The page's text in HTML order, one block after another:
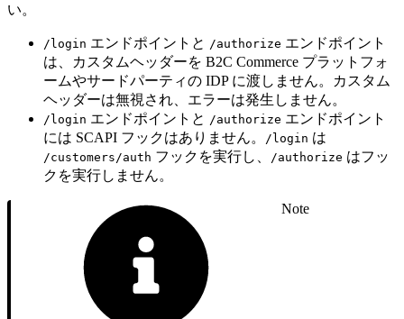
い。
/login エンドポイントと /authorize エンドポイント
は、カスタムヘッダーを B2C Commerce プラットフォ
ームやサードパーティの IDP に渡しません。カスタム
ヘッダーは無視され、エラーは発生しません。
/login エンドポイントと /authorize エンドポイント
には SCAPI フックはありません。
/login は
/customers/auth フックを実行し、 /authorize はフッ
クを実行しません。
Note